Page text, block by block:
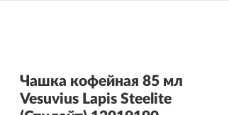
Чашка кофейная 85 мл
Vesuvius Lapis Steelite